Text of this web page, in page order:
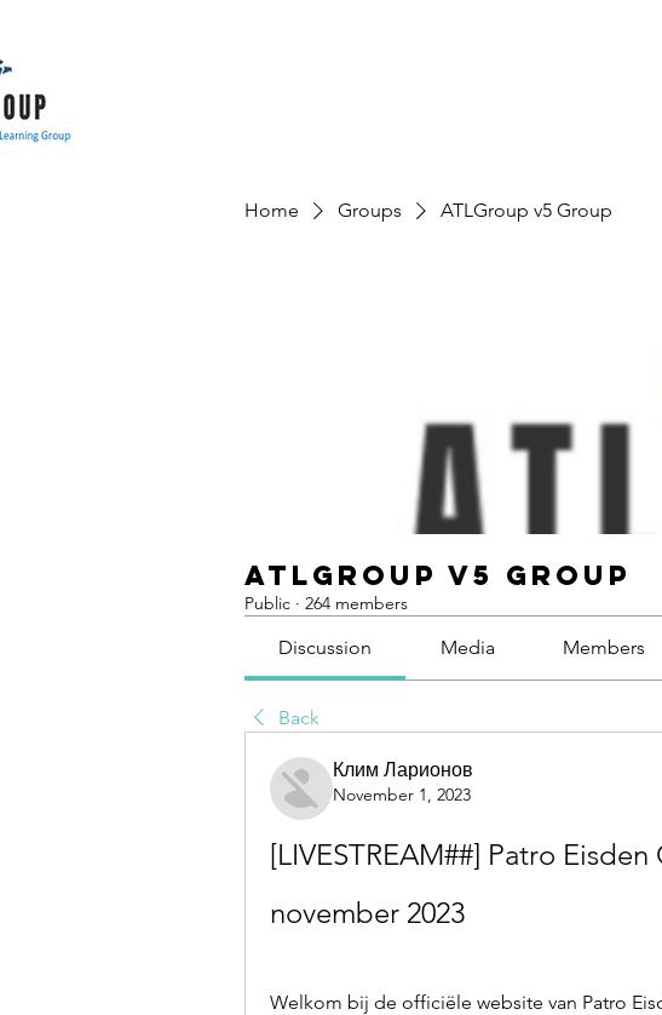
Home Groups ATLGroup v5 Group
ATLGroup v5 Group
Public · 264 members
Discussion Media Members
Back
Клим Ларионов
November 1, 2023
[LIVESTREAM##] Patro
november 2023
Welkom bij de officiële website van Patro